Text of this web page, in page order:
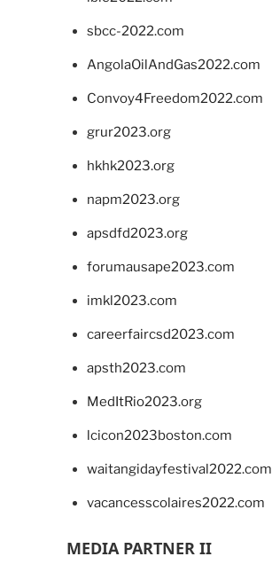
sbcc-2022.com
AngolaOilAndGas2022.com
Convoy4Freedom2022.com
grur2023.org
hkhk2023.org
napm2023.org
apsdfd2023.org
forumausape2023.com
imkl2023.com
careerfaircsd2023.com
apsth2023.com
MedItRio2023.org
lcicon2023boston.com
waitangidayfestival2022.com
vacancesscolaires2022.com
MEDIA PARTNER II